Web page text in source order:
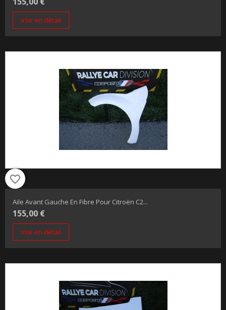
Voir en détail
favorite_border
Aile Avant Gauche En Fibre Pour Citroën C2...
155,00 €
Voir en détail